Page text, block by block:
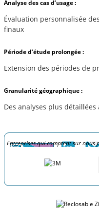
Analyse des cas d’usage :
Évaluation personnalisée
finaux
Période d’étude prolongée :
Extension des périodes de
Granularité géographique :
Des analyses plus
Entreprises qui comptent sur nous